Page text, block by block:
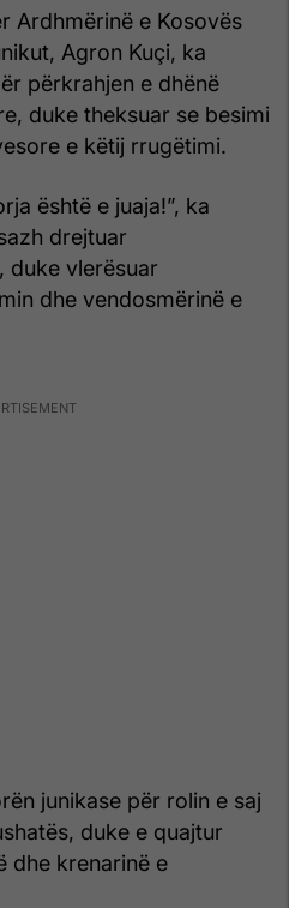
Ardhmërinë e Kosovës
Agron Kuçi, ka
përkrahjen e dhënë
duke theksuar se besimi
e këtij rrugëtimi.
është e juaja!”, ka
drejtuar
duke vlerësuar
dhe vendosmërinë e
junikase për rolin e saj
duke e quajtur
dhe krenarinë e